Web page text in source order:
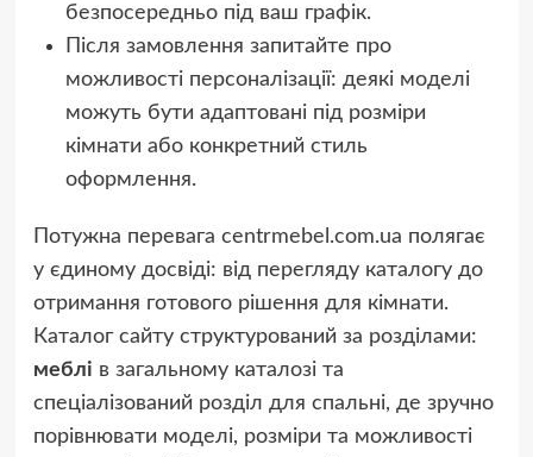
безпосередньо під ваш графік.
Після замовлення запитайте про
можливості персоналізації: деякі моделі
можуть бути адаптовані під розміри
кімнати або конкретний стиль
оформлення.
Потужна перевага centrmebel.com.ua полягає
у єдиному досвіді: від перегляду каталогу до
отримання готового рішення для кімнати.
Каталог сайту структурований за розділами:
меблі в загальному каталозі та
спеціалізований розділ для спальні, де зручно
порівнювати моделі, розміри та можливості